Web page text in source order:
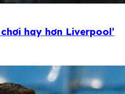
hay hơn Liverpool’